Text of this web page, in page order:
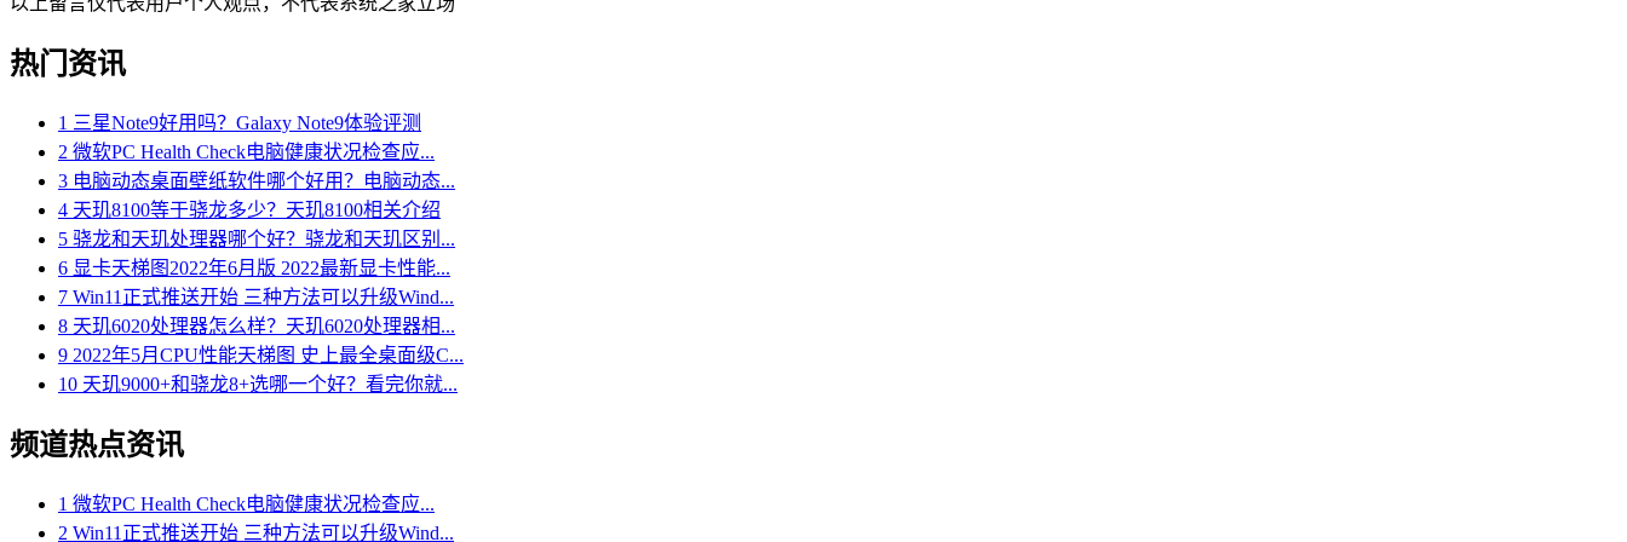
热门资讯
1 三星Note9好用吗？Galaxy Note9体验评测
2 微软PC Health Check电脑健康状况检查应...
3 电脑动态桌面壁纸软件哪个好用？电脑动态...
4 天玑8100等于骁龙多少？天玑8100相关介绍
5 骁龙和天玑处理器哪个好？骁龙和天玑区别...
6 显卡天梯图2022年6月版 2022最新显卡性能...
7 Win11正式推送开始 三种方法可以升级Wind...
8 天玑6020处理器怎么样？天玑6020处理器相...
9 2022年5月CPU性能天梯图 史上最全桌面级C...
10 天玑9000+和骁龙8+选哪一个好？看完你就...
频道热点资讯
1 微软PC Health Check电脑健康状况检查应...
2 Win11正式推送开始 三种方法可以升级Wind...